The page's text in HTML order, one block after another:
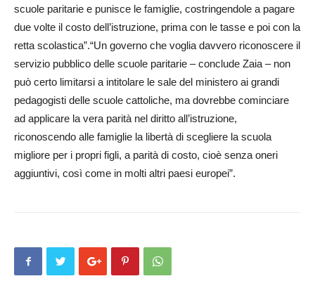
scuole paritarie e punisce le famiglie, costringendole a pagare
due volte il costo dell’istruzione, prima con le tasse e poi con la
retta scolastica”.“Un governo che voglia davvero riconoscere il
servizio pubblico delle scuole paritarie – conclude Zaia – non
può certo limitarsi a intitolare le sale del ministero ai grandi
pedagogisti delle scuole cattoliche, ma dovrebbe cominciare
ad applicare la vera parità nel diritto all’istruzione,
riconoscendo alle famiglie la libertà di scegliere la scuola
migliore per i propri figli, a parità di costo, cioè senza oneri
aggiuntivi, così come in molti altri paesi europei”.